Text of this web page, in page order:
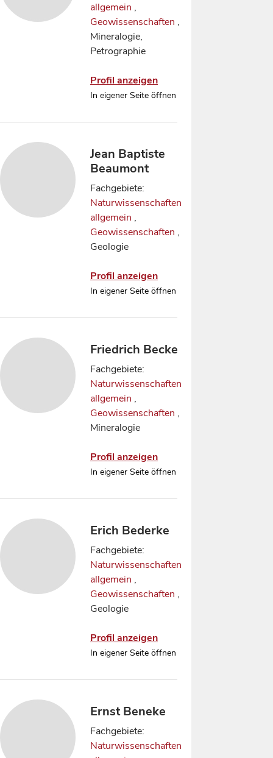
allgemein ,
Geowissenschaften ,
Mineralogie,
Petrographie
Profil anzeigen
In eigener Seite öffnen
Jean Baptiste
Beaumont
Fachgebiete:
Naturwissenschaften
allgemein ,
Geowissenschaften ,
Geologie
Profil anzeigen
In eigener Seite öffnen
Friedrich Becke
Fachgebiete:
Naturwissenschaften
allgemein ,
Geowissenschaften ,
Mineralogie
Profil anzeigen
In eigener Seite öffnen
Erich Bederke
Fachgebiete:
Naturwissenschaften
allgemein ,
Geowissenschaften ,
Geologie
Profil anzeigen
In eigener Seite öffnen
Ernst Beneke
Fachgebiete:
Naturwissenschaften